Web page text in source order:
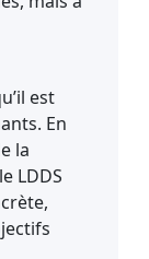
est
En
la
LDDS